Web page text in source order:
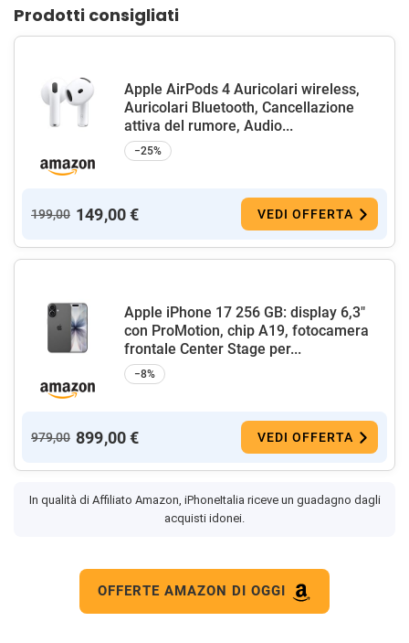
Prodotti consigliati
Apple AirPods 4 Auricolari wireless,
Auricolari Bluetooth, Cancellazione
attiva del rumore, Audio...
−25%
199,00 149,00 € VEDI OFFERTA
Apple iPhone 17 256 GB: display 6,3"
con ProMotion, chip A19, fotocamera
frontale Center Stage per...
−8%
979,00 899,00 € VEDI OFFERTA
In qualità di Affiliato Amazon, iPhoneItalia riceve un guadagno dagli
acquisti idonei.
OFFERTE AMAZON DI OGGI